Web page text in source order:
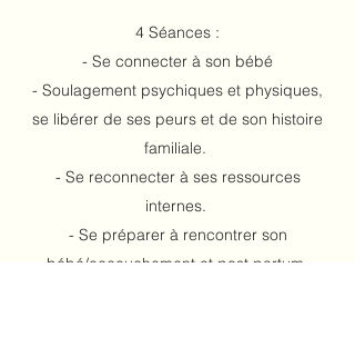
4 Séances :
- Se connecter à son bébé
- Soulagement psychiques et physiques,
se libérer de ses peurs et de son histoire
familiale.
- Se reconnecter à ses ressources
internes.
- Se préparer à rencontrer son
bébé/accouchement et post partum.